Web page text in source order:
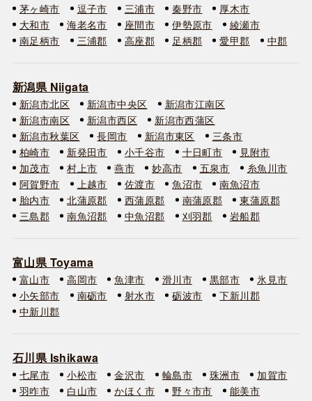
茅ヶ崎市
逗子市 三浦市 秦野市
厚木市
大和市
海老名市 座間市 伊勢原市
綾瀬市
南足柄市
三浦郡 高座郡 足柄郡 愛甲郡 中郡
新潟県 Niigata
新潟市北区 新潟市中央区
新潟市江南区
新潟市南区
新潟市西区
新潟市西蒲区
新潟市秋葉区
長岡市 新潟市東区
三条市
柏崎市
新発田市 小千谷市 十日町市
見附市
加茂市
村上市 燕市 妙高市 五泉市
糸魚川市
阿賀野市
上越市 佐渡市 魚沼市
南魚沼市
胎内市
北蒲原郡 西蒲原郡 南蒲原郡
東蒲原郡
三島郡
南魚沼郡 中魚沼郡 刈羽郡 岩船郡
富山県 Toyama
富山市 高岡市 魚津市 滑川市 黒部市
氷見市
小矢部市
南砺市 射水市 砺波市
下新川郡
中新川郡
石川県 Ishikawa
七尾市 小松市 金沢市 輪島市 珠洲市
加賀市
羽咋市
白山市 かほく市 野々市市
能美市